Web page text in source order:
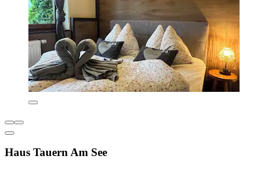
Haus Tauern Am See